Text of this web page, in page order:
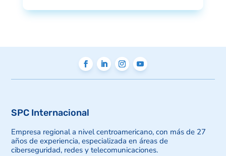
SPC Internacional
Empresa regional a nivel centroamericano, con más de 27
años de experiencia, especializada en áreas de
ciberseguridad, redes y telecomunicaciones.